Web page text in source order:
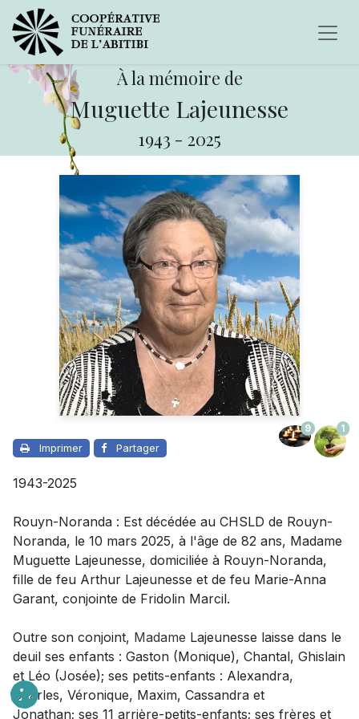
À la mémoire de
Muguette Lajeunesse
1943 - 2025
Imprimer Partager
9 1
1943-2025
Rouyn-Noranda : Est décédée au CHSLD de Rouyn-
Noranda, le 10 mars 2025, à l'âge de 82 ans, Madame
Muguette Lajeunesse, domiciliée à Rouyn-Noranda,
fille de feu Arthur Lajeunesse et de feu Marie-Anna
Garant, conjointe de Fridolin Marcil.
Outre son conjoint, Madame Lajeunesse laisse dans le
deuil ses enfants : Gaston (Monique), Chantal, Ghislain
et Léo (Josée); ses petits-enfants : Alexandra,
Charles, Véronique, Maxim, Cassandra et
Jonathan; ses 11 arrière-petits-enfants; ses frères et